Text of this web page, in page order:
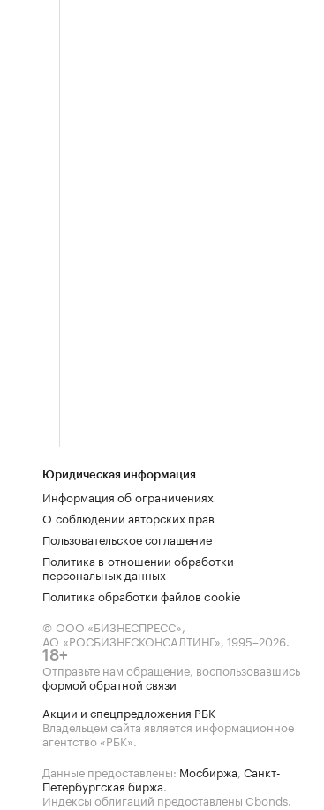
Юридическая информация
Информация об ограничениях
О соблюдении авторских прав
Пользовательское соглашение
Политика в отношении обработки
персональных данных
Политика обработки файлов cookie
© ООО «БИЗНЕСПРЕСС»,
АО «РОСБИЗНЕСКОНСАЛТИНГ», 1995–2026.
18+
Отправьте нам обращение, воспользовавшись
формой обратной связи
Акции и спецпредложения РБК
Владельцем сайта является информационное
агентство «РБК».
Данные предоставлены: Мосбиржа, Санкт-
Петербургская биржа.
Индексы облигаций предоставлены Cbonds.